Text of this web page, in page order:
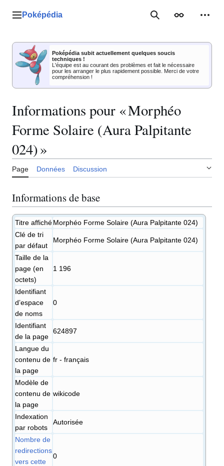
Menu principal
Poképédia RechercherApparence
Poképédia subit actuellement quelques soucis
techniques !
L'équipe est au courant des problèmes et fait le nécessaire
pour les arranger le plus rapidement possible. Merci de votre
compréhension !
Informations pour « Morphéo
Forme Solaire (Aura Palpitante
024) »
Page Données Discussion
Informations de base
Titre affichéMorphéo Forme Solaire (Aura Palpitante 024)
Clé de tri
par défaut
Morphéo Forme Solaire (Aura Palpitante 024)
Taille de la
page (en
octets)
1 196
Identifiant
dʼespace
de noms
0
Identifiant
de la page
624897
Langue du
contenu de
la page
fr - français
Modèle de
contenu de
la page
wikicode
Indexation
par robots
Autorisée
Nombre de
redirections
vers cette
0